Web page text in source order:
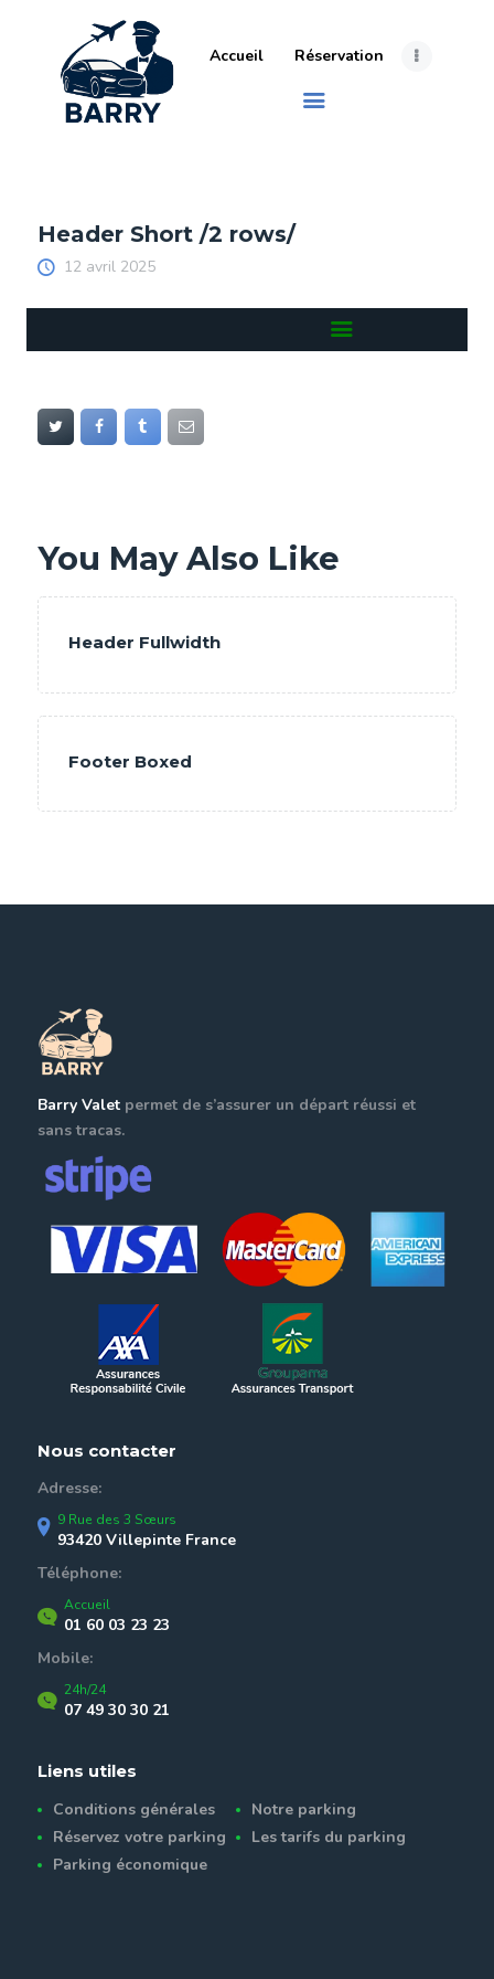
Accueil Réservation
Header Short /2 rows/
12 avril 2025
You May Also Like
Header Fullwidth
Footer Boxed
Barry Valet permet de s’assurer un départ réussi et
sans tracas.
Nous contacter
Adresse:
9 Rue des 3 Sœurs
93420 Villepinte France
Téléphone:
Accueil
01 60 03 23 23
Mobile:
24h/24
07 49 30 30 21
Liens utiles
Conditions générales
Notre parking
Réservez votre parking
Les tarifs du parking
Parking économique